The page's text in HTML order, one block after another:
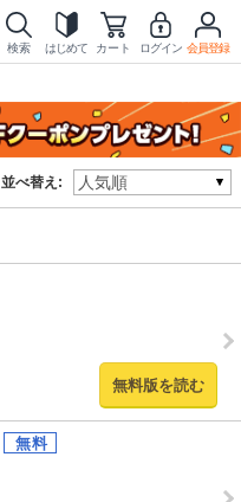
検索 はじめて カート ログイン 会員登録
並べ替え:
無料版を読む